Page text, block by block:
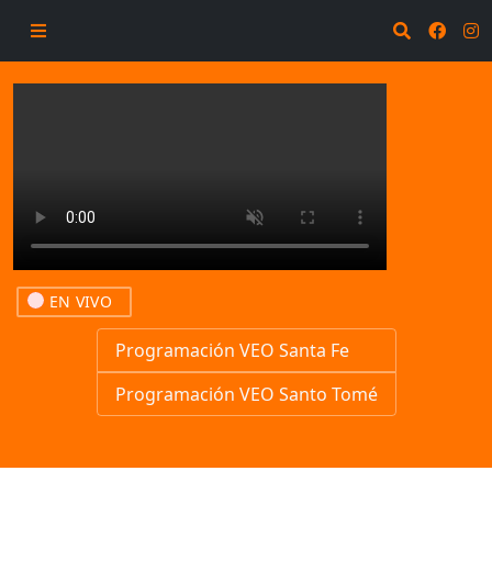
EN VIVO
Programación VEO Santa Fe
Programación VEO Santo Tomé